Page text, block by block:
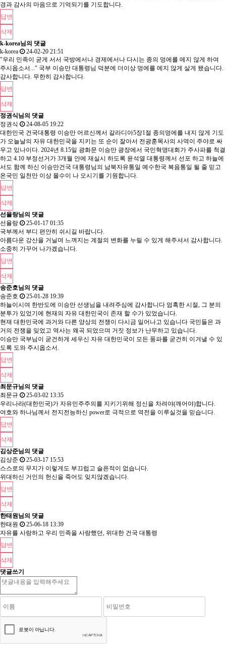
경과 감사의 마음으로 기억되기를 기도합니다.
답변
삭제
k-korea님의 댓글
k-korea
24-02-20 21:51
"우리 민족이 굳게 서서 국방에서나 경제에서나 다시는 종의 멍에를 메지 않게 하여
주시옵소서..." 국부 이승만 대통령님 덕분에 더이상 멍에를 메지 않게 살게 됐습니다.
감사합니다. 무한히 감사합니다.
답변
삭제
정권식님의 댓글
정권식
24-08-05 19:22
대한민국 건국대통령 이승만 어르신께서 갈라디아5장1절 종의멍에를 내지 않게 기도
가 오늘날의 자유 대한민국을 지키는 또 순이 잘아서 전광훈목사의 사역이 주야로 싸
우고 있나이다. 2024년 8.15일 광화문 이승만 광장에서 국민혁명대회가 주사파를 척결
하고 4.10 부정선거가 3개월 안에 재실시 하도록 윤석열 대통령께서 선포 하고 하늘에
서도 함께 하신 이승만건국 대통령님의 남북자유통일 예수한국 복음통일 될 줄 믿고
온국민 일천만 이상 몰수이 나 오시기를 기원합니다.
답변
삭제
선율랑님의 댓글
선율랑
25-01-17 01:35
국부께서 부디 편안히 쉬시길 바랍니다.
아름다운 강산을 거닐며 느껴지는 계절의 변화를 누릴 수 있게 해주셔서 감사합니다.
소중히 가꾸어 나가겠습니다.
답변
삭제
송준호님의 댓글
송준호
25-01-28 19:39
하늘이시여 한반도에 이승만 선생님을 내려주심에 감사합니다 엄혹한 시절, 그 분의
분투가 있었기에 현재의 자유 대한민국이 존재 할 수가 있었습니다.
현재 대한민국에 과거와 다른 양상의 전쟁이 다시금 일어나고 있습니다 국민들은 과
거의 전쟁을 잊었고 역사는 왜곡 되었으며 거짓 정보가 난무하고 있습니다.
이승만 국부님이 굳건하게 세우신 자유 대한민국이 모든 풍파를 굳건히 이겨낼 수 있
도록 도와 주시옵소서.
답변
삭제
최문규님의 댓글
최문규
25-03-02 13:35
우리나라(대한민국)가 자유민주주의를 지키기위해 정신을 차려야(깨어야)합니다.
여호와 하나님께서 전지전능하신 power로 극적으로 역전을 이루실것을 믿습니다.
답변
삭제
김상준님의 댓글
김상준
25-03-17 15:53
스스로의 무지가 이렇게도 부끄럽고 슬픈적이 없습니다.
위대하신 거인의 헌신을 죽어도 잊지않겠습니다.
답변
삭제
한태원님의 댓글
한태원
25-06-18 13:39
자유를 사랑하고 우리 민족을 사랑했던, 위대한 건국 대통령
답변
삭제
댓글쓰기